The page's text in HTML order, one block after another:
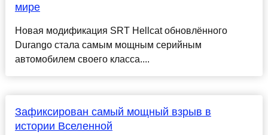
мире
Новая модификация SRT Hellcat обновлённого
Durango стала самым мощным серийным
автомобилем своего класса....
Зафиксирован самый мощный взрыв в
истории Вселенной